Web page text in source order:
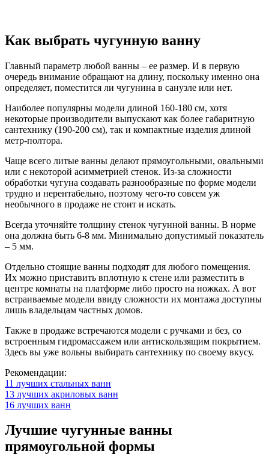
Как выбрать чугунную ванну
Главный параметр любой ванны – ее размер. И в первую
очередь внимание обращают на длину, поскольку именно она
определяет, поместится ли чугунина в санузле или нет.
Наиболее популярны модели длиной 160-180 см, хотя
некоторые производители выпускают как более габаритную
сантехнику (190-200 см), так и компактные изделия длиной
метр-полтора.
Чаще всего литые ванны делают прямоугольными, овальными
или с некоторой асимметрией стенок. Из-за сложности
обработки чугуна создавать разнообразные по форме модели
трудно и нерентабельно, поэтому чего-то совсем уж
необычного в продаже не стоит и искать.
Всегда уточняйте толщину стенок чугунной ванны. В норме
она должна быть 6-8 мм. Минимально допустимый показатель
– 5 мм.
Отдельно стоящие ванны подходят для любого помещения.
Их можно приставить вплотную к стене или разместить в
центре комнаты на платформе либо просто на ножках. А вот
встраиваемые модели ввиду сложности их монтажа доступны
лишь владельцам частных домов.
Также в продаже встречаются модели с ручками и без, со
встроенным гидромассажем или антискользящим покрытием.
Здесь вы уже вольны выбирать сантехнику по своему вкусу.
Рекомендации:
11 лучших стальных ванн
13 лучших акриловых ванн
16 лучших ванн
Лучшие чугунные ванны
прямоугольной формы